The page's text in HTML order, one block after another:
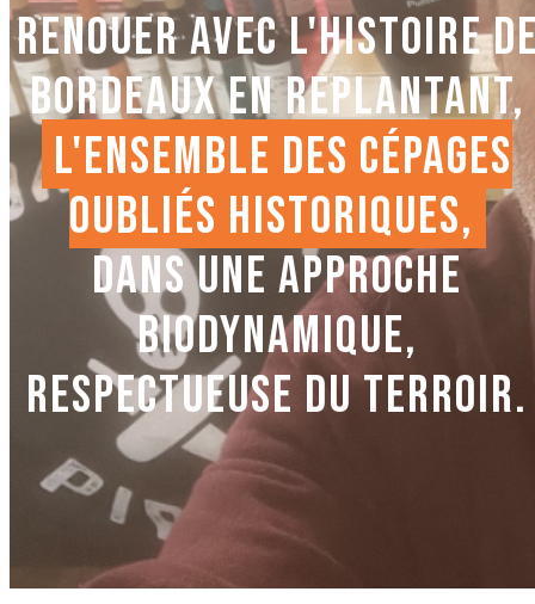
RENOUER AVEC L'HISTOIRE
BORDEAUX EN REPLANTANT,
L'ENSEMBLE DES CÉPAGES
OUBLIÉS HISTORIQUES,
DANS UNE APPROCHE
BIODYNAMIQUE,
RESPECTUEUSE DU TERROIR.